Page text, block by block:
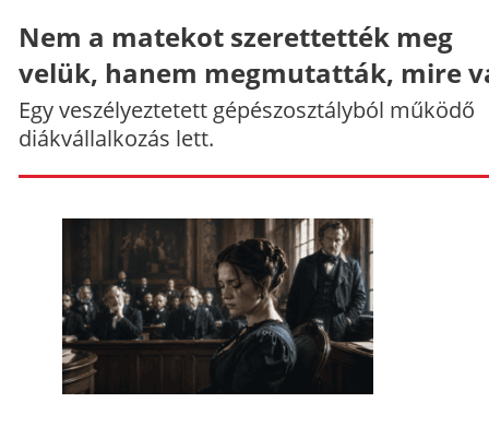
Nem a matekot szerettették meg
velük, hanem megmutatták, mire
Egy veszélyeztetett gépészosztályból működő
diákvállalkozás lett.